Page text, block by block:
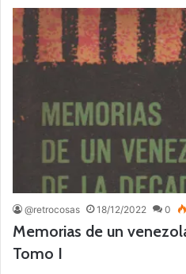
@retrocosas 18/12/2022 0
Memorias de un
Tomo I